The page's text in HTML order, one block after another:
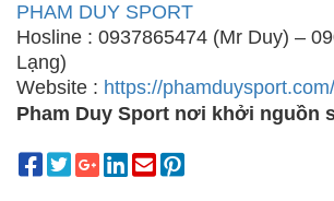
PHAM DUY SPORT
Hosline : 0937865474 (Mr Duy) –
Lạng)
Website : https://phamduysport.com/
Pham Duy Sport nơi khởi nguồn